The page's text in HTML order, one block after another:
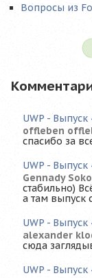
Вопросы из
UWP - Выпуск
offleben
спасибо за
UWP - Выпуск
Gennady
стабильно)
а там выпуск
UWP - Выпуск
alexander
сюда
UWP - Выпуск